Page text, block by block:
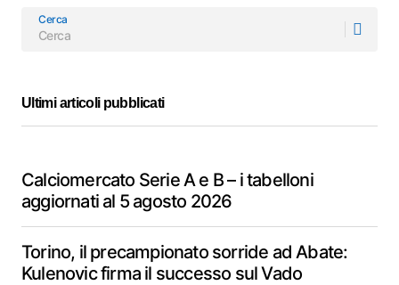
Cerca
Ultimi articoli pubblicati
Calciomercato Serie A e B – i tabelloni
aggiornati al 5 agosto 2026
Torino, il precampionato sorride ad Abate:
Kulenovic firma il successo sul Vado